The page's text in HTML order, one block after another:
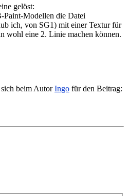
gelöst:
Paint-Modellen die Datei
ich, von SG1) mit einer Textur für
wohl eine 2. Linie machen können.
beim AutorIngo für den Beitrag: